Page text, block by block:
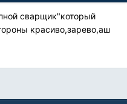
сварщик"который
красиво,зарево,аш